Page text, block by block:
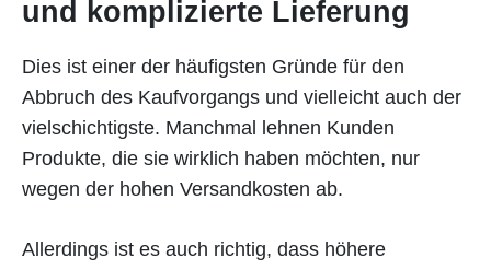
und komplizierte Lieferung
Dies ist einer der häufigsten Gründe für den
Abbruch des Kaufvorgangs und vielleicht auch der
vielschichtigste. Manchmal lehnen Kunden
Produkte, die sie wirklich haben möchten, nur
wegen der hohen Versandkosten ab.
Allerdings ist es auch richtig, dass höhere